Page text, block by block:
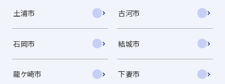
土浦市 古河市
石岡市 結城市
龍ケ崎市 下妻市